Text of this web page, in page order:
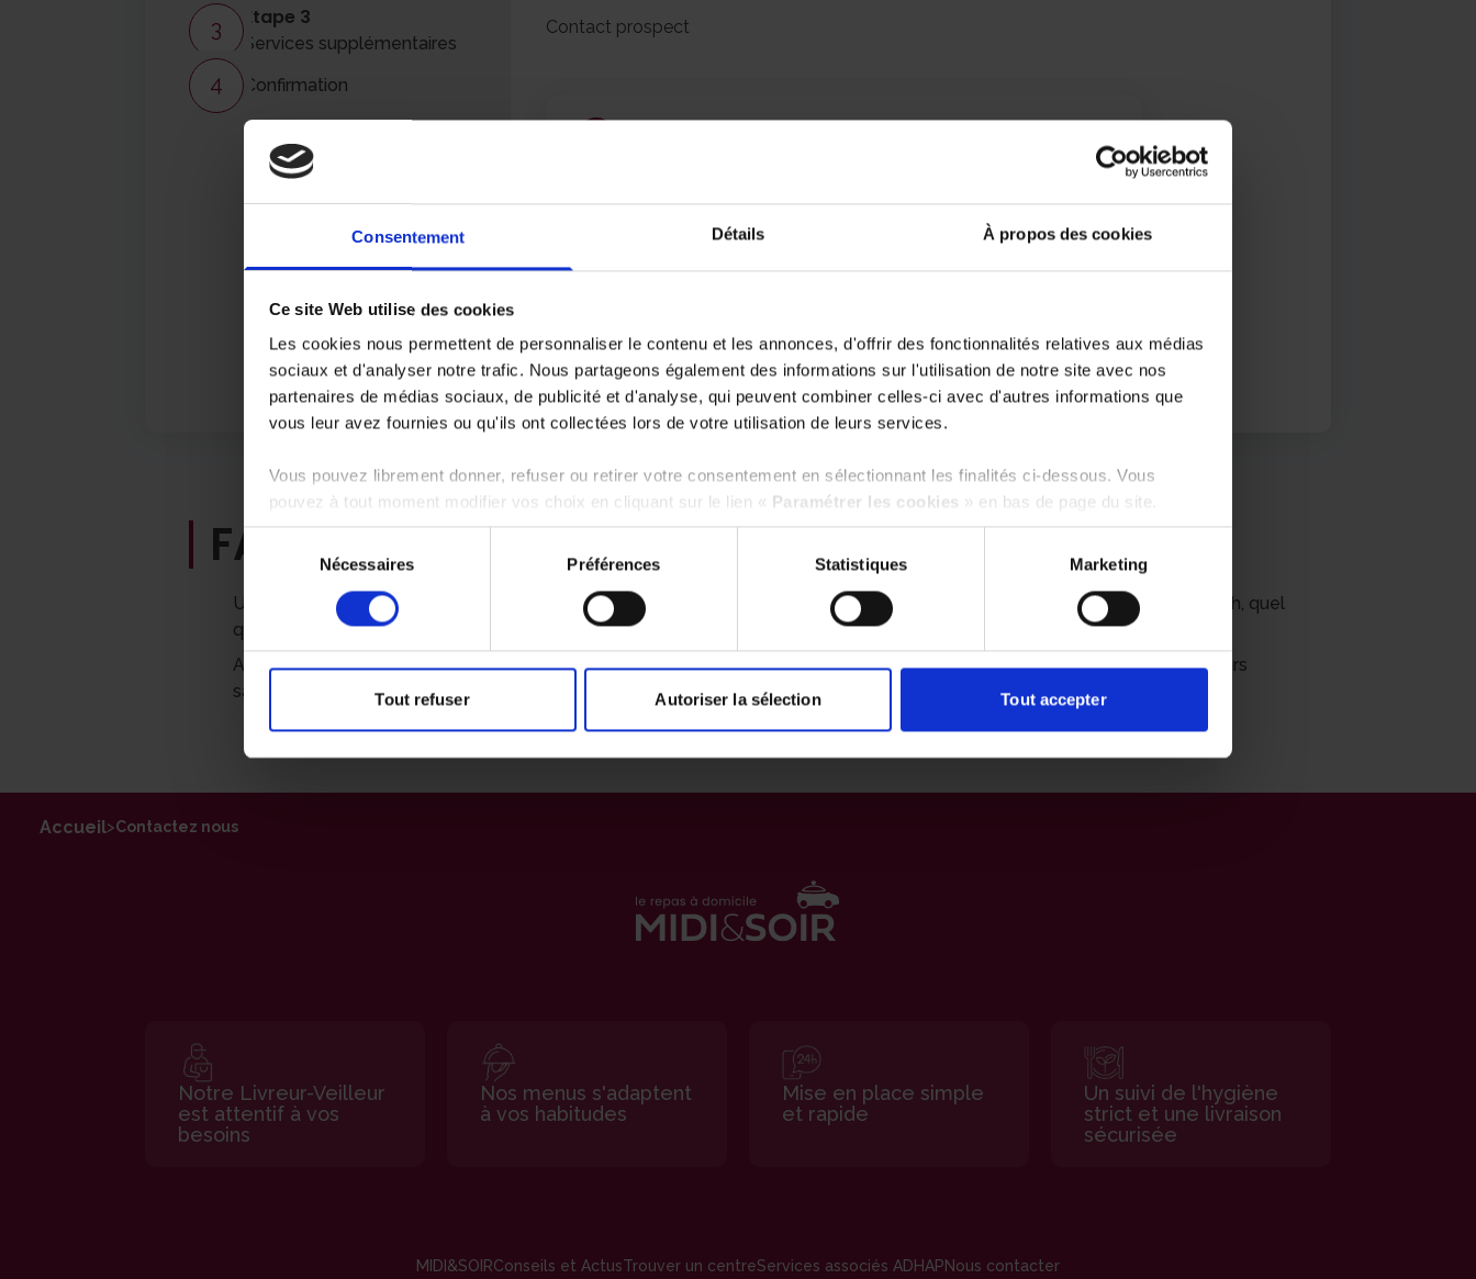
Consentement Détails À propos des cookies
Ce site Web utilise des cookies
Les cookies nous permettent de personnaliser le contenu et les annonces, d'offrir des fonctionnalités relatives aux médias
sociaux et d'analyser notre trafic. Nous partageons également des informations sur l'utilisation de notre site avec nos
partenaires de médias sociaux, de publicité et d'analyse, qui peuvent combiner celles-ci avec d'autres informations que
vous leur avez fournies ou qu'ils ont collectées lors de votre utilisation de leurs services.
Vous pouvez librement donner, refuser ou retirer votre consentement en sélectionnant les finalités ci-dessous. Vous
pouvez à tout moment modifier vos choix en cliquant sur le lien « Paramétrer les cookies » en bas de page du site.
Sélection
consentement
Nécessaires Préférences Statistiques Marketing
Tout refuser Autoriser la sélection Tout accepter
3 Étape 3
Services supplémentaires
4 Confirmation
Contact prospect
FAITES VOUS ACCOMPAGNER DÈS MAINTENANT
Un responsable de l’équipe se déplace à votre domicile pour réaliser un devis gratuit. La finalisation se fait en moins de 48h, quel
que soit l’âge et la pathologie, dès finalisation des formalités administratives.
Avec MIDI&SOIR vous êtes pris en charge par des professionnels qualifiés et formés qui sont également recrutés pour leurs
savoir être. Tous ces prérequis sont là pour vous garantir une qualité d’accompagnement optimale.
Accueil>Contactez nous
Notre Livreur-Veilleur
est attentif à vos
besoins
Nos menus s'adaptent
à vos habitudes
Mise en place simple
et rapide
Un suivi de l'hygiène
strict et une livraison
sécurisée
MIDI&SOIRConseils et ActusTrouver un centreServices associés ADHAPNous contacter